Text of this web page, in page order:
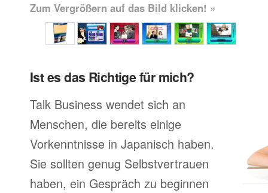
Zum Vergrößern auf das Bild klicken! »
Ist es das Richtige für mich?
Talk Business wendet sich an
Menschen, die bereits einige
Vorkenntnisse in Japanisch haben.
Sie sollten genug Selbstvertrauen
haben, ein Gespräch zu beginnen